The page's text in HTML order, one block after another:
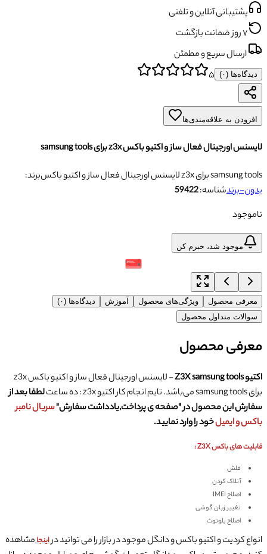
پشتیبانی آنلاین و تلفنی
۷ روز ضمانت بازگشت
ارسال سریع و مطمئن
دیدگاه‌ها (۰) ۵
افزودن به علاقه‌مندی‌ها
لایسنس اورجینال فعال ساز و اکتیو باکس z3x برای samsung tools
لایسنس اورجینال فعال ساز و اکتیو باکس z3x برای samsung tools
برند:
بدون-برندشناسه:59422
ناموجود
موجود شد، خبرم کن
معرفی محصول ویژگی‌های محصول آموزش
دیدگاه‌ها (۰)
سوالات متداول محصول
معرفی محصول
اکتیو Z3X samsung tools
- لایسنس اورجینال فعال ساز و اکتیو باکس z3x
برای samsung tools می‌باشد. تایم انجام کار اکتیو z3x : ده ساعت
لطفا بعد از
سفارش این محصول در "صفحه ی پرداخت,یادداشت سفارش"سریال نامبر
باکس و ایمیلخود را وارد نمایید.
قابلیت های باکس Z3X :
فلش
آنلاک کردن
اصلاح IMEI
تغییر زبان گوشی
اصلاح بلوتوث
انواع کردیت و اکتیو باکس و دانگل موجود در بازار را می توانید دراینجامشاهده